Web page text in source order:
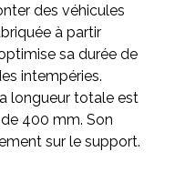
des véhicules
à partir
sa durée de
intempéries.
longueur totale est
400 mm. Son
sur le support.